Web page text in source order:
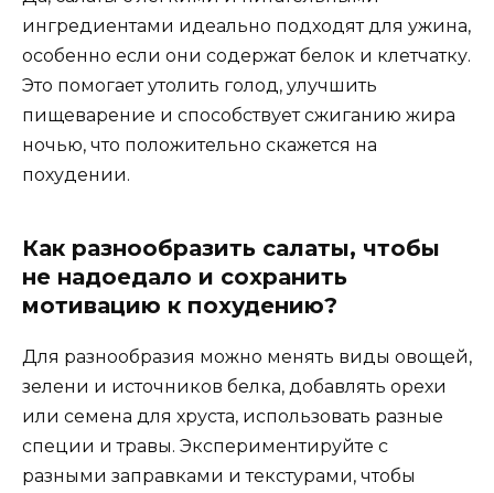
ингредиентами идеально подходят для ужина,
особенно если они содержат белок и клетчатку.
Это помогает утолить голод, улучшить
пищеварение и способствует сжиганию жира
ночью, что положительно скажется на
похудении.
Как разнообразить салаты, чтобы
не надоедало и сохранить
мотивацию к похудению?
Для разнообразия можно менять виды овощей,
зелени и источников белка, добавлять орехи
или семена для хруста, использовать разные
специи и травы. Экспериментируйте с
разными заправками и текстурами, чтобы